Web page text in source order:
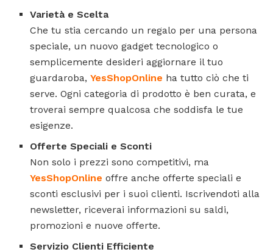
Varietà e Scelta
Che tu stia cercando un regalo per una persona
speciale, un nuovo gadget tecnologico o
semplicemente desideri aggiornare il tuo
guardaroba,YesShopOnline ha tutto ciò che ti
serve. Ogni categoria di prodotto è ben curata, e
troverai sempre qualcosa che soddisfa le tue
esigenze.
Offerte Speciali e Sconti
Non solo i prezzi sono competitivi, ma
YesShopOnline offre anche offerte speciali e
sconti esclusivi per i suoi clienti. Iscrivendoti alla
newsletter, riceverai informazioni su saldi,
promozioni e nuove offerte.
Servizio Clienti Efficiente